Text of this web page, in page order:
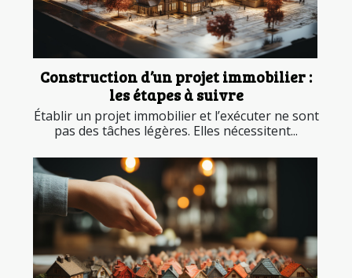
Construction d’un projet immobilier :
les étapes à suivre
Établir un projet immobilier et l’exécuter ne sont
pas des tâches légères. Elles nécessitent...